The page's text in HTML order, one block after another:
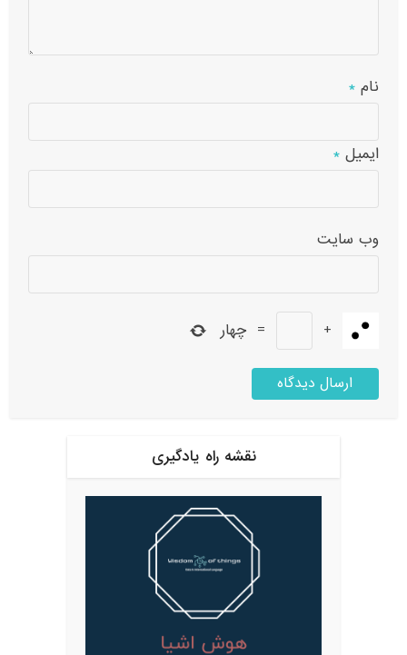
نام*
ایمیل*
وب‌ سایت
+
= چهار
نقشه راه یادگیری